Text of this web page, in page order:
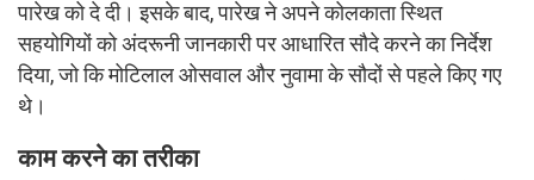
पारेख को दे दी। इसके बाद, पारेख ने अपने कोलकाता स्थित
सहयोगियों को अंदरूनी जानकारी पर आधारित सौदे करने का निर्देश
दिया, जो कि मोटिलाल ओसवाल और नुवामा के सौदों से पहले किए गए
थे।
काम करने का तरीका